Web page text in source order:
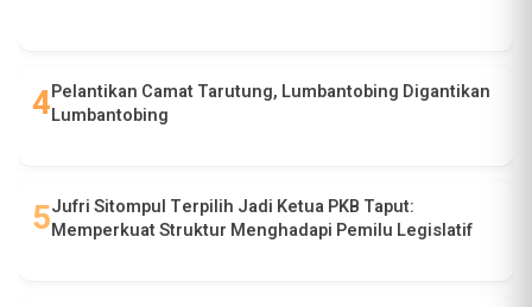
Pelantikan Camat Tarutung, Lumbantobing Digantikan
Lumbantobing
Jufri Sitompul Terpilih Jadi Ketua PKB Taput:
Memperkuat Struktur Menghadapi Pemilu Legislatif